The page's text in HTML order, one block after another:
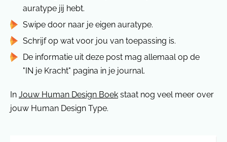
auratype jij hebt.
Swipe door naar je eigen auratype.
Schrijf op wat voor jou van toepassing is.
De informatie uit deze post mag allemaal op de
"IN je Kracht" pagina in je journal.
In Jouw Human Design Boek staat nog veel meer over
jouw Human Design Type.